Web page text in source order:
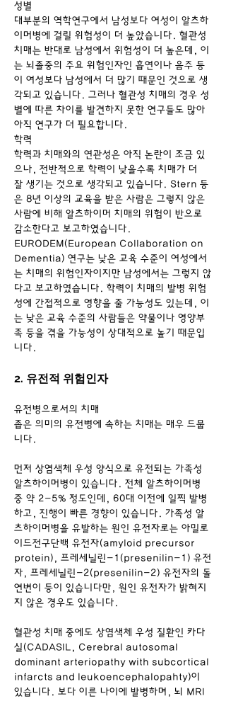
성별
대부분의 역학연구에서 남성보다 여성이 알츠하
이머병에 걸릴 위험성이 더 높았습니다. 혈관성
치매는 반대로 남성에서 위험성이 더 높은데, 이
는 뇌졸중의 주요 위험인자인 흡연이나 음주 등
이 여성보다 남성에서 더 많기 때문인 것으로 생
각되고 있습니다. 그러나 혈관성 치매의 경우 성
별에 따른 차이를 발견하지 못한 연구들도 많아
아직 연구가 더 필요합니다.
학력
학력과 치매와의 연관성은 아직 논란이 조금 있
으나, 전반적으로 학력이 낮을수록 치매가 더
잘 생기는 것으로 생각되고 있습니다. Stern 등
은 8년 이상의 교육을 받은 사람은 그렇지 않은
사람에 비해 알츠하이머 치매의 위험이 반으로
감소한다고 보고하였습니다.
EURODEM(European Collaboration on
Dementia) 연구는 낮은 교육 수준이 여성에서
는 치매의 위험인자이지만 남성에서는 그렇지 않
다고 보고하였습니다. 학력이 치매의 발병 위험
성에 간접적으로 영향을 줄 가능성도 있는데, 이
는 낮은 교육 수준의 사람들은 약물이나 영양부
족 등을 겪을 가능성이 상대적으로 높기 때문입
니다.
2. 유전적 위험인자
유전병으로서의 치매
좁은 의미의 유전병에 속하는 치매는 매우 드뭅
니다.
먼저 상염색체 우성 양식으로 유전되는 가족성
알츠하이머병이 있습니다. 전체 알츠하이머병
중 약 2-5% 정도인데, 60대 이전에 일찍 발병
하고, 진행이 빠른 경향이 있습니다. 가족성 알
츠하이머병을 유발하는 원인 유전자로는 아밀로
이드전구단백 유전자(amyloid precursor
protein), 프레세닐린-1(presenilin-1) 유전
자, 프레세닐린-2(presenilin-2) 유전자의 돌
연변이 등이 있습니다만, 원인 유전자가 밝혀지
지 않은 경우도 있습니다.
혈관성 치매 중에도 상염색체 우성 질환인 카다
실(CADASIL, Cerebral autosomal
dominant arteriopathy with subcortical
infarcts and leukoencephalopahty)이
있습니다. 보다 이른 나이에 발병하며, 뇌 MRI